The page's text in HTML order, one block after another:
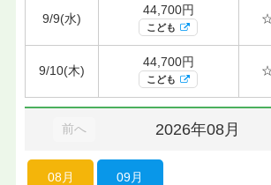
9/9(水)
44,700円
こども
9/10(木)
44,700円
こども
前へ 2026年08月
08月 09月